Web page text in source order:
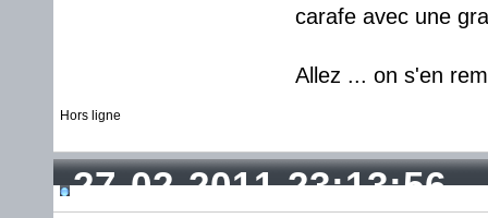
carafe avec une
Allez ... on s'en
Hors ligne
27-02-2011 23:13:56